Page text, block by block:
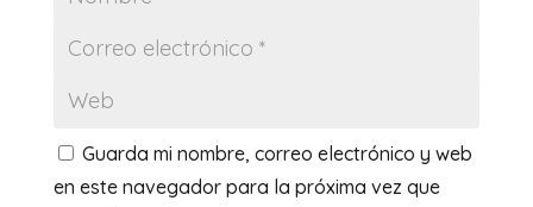
Guarda mi nombre, correo electrónico y web
en este navegador para la próxima vez que